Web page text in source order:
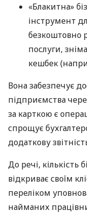
«Блакитна»
інструмент
безкоштовно
послуги,
кешбек
Вона забезпечує
підприємства
за карткою є
спрощує
додаткову
До речі, кількість
відкриває своїм
переліком
найманих